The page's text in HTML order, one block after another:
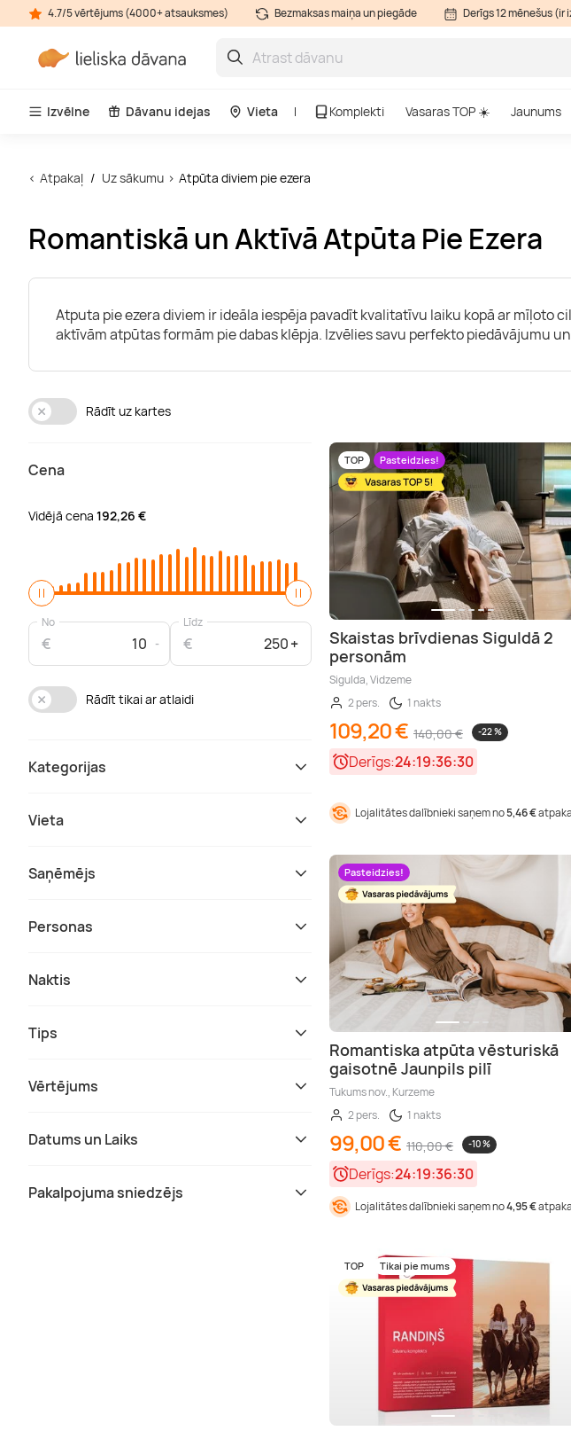
4.7/5 vērtējums (4000+ atsauksmes) Bezmaksas maiņa un piegāde Derīgs 12 mēnešus (ir
Izvēlne Dāvanu idejas Vieta Komplekti Vasaras TOP ☀️ Jaunums
Atpakaļ Uz sākumu Atpūta diviem pie ezera
Romantiskā un Aktīvā Atpūta Pie Ezera
Atputa pie ezera diviem ir ideāla iespēja pavadīt kvalitatīvu laiku kopā ar mīļoto
aktīvām atpūtas formām pie dabas klēpja. Izvēlies savu perfekto piedāvājumu un
Rādīt uz kartes
Cena
Vidējā cena 192,26 €
No
€
Līdz
€
Rādīt tikai ar atlaidi
Kategorijas
Vieta
Saņēmējs
Personas
Naktis
Tips
Vērtējums
Datums un Laiks
Pakalpojuma sniedzējs
TOP Pasteidzies!
Skaistas brīvdienas Siguldā 2
personām
Sigulda, Vidzeme
2 pers.
1 nakts
109,20 € 140,00 € -22 %
Derīgs:24:19:36:28
Lojalitātes dalībnieki saņem no5,46 €
Pasteidzies!
Romantiska atpūta vēsturiskā
gaisotnē Jaunpils pilī
Tukums nov., Kurzeme
2 pers.
1 nakts
99,00 € 110,00 € -10 %
Derīgs:24:19:36:28
Lojalitātes dalībnieki saņem no4,95 €
TOP Tikai pie mums